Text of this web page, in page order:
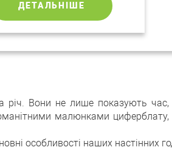
ДЕТАЛЬНІШЕ
річ. Вони не лише показують
малюнками
особливості наших настінних